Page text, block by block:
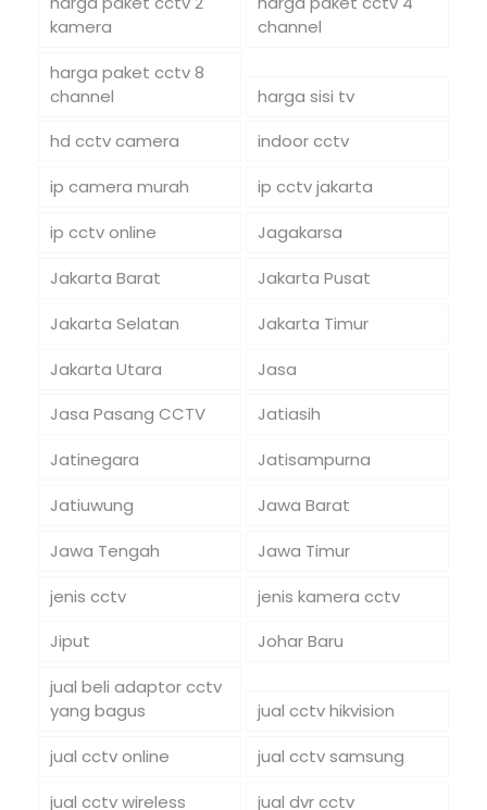
kamera
channel
harga paket cctv 8
channel
harga sisi tv
hd cctv camera
indoor cctv
ip camera murah
ip cctv jakarta
ip cctv online
Jagakarsa
Jakarta Barat
Jakarta Pusat
Jakarta Selatan
Jakarta Timur
Jakarta Utara
Jasa
Jasa Pasang CCTV
Jatiasih
Jatinegara
Jatisampurna
Jatiuwung
Jawa Barat
Jawa Tengah
Jawa Timur
jenis cctv
jenis kamera cctv
Jiput
Johar Baru
jual beli adaptor cctv
yang bagus
jual cctv hikvision
jual cctv online
jual cctv samsung
jual cctv wireless
jual dvr cctv